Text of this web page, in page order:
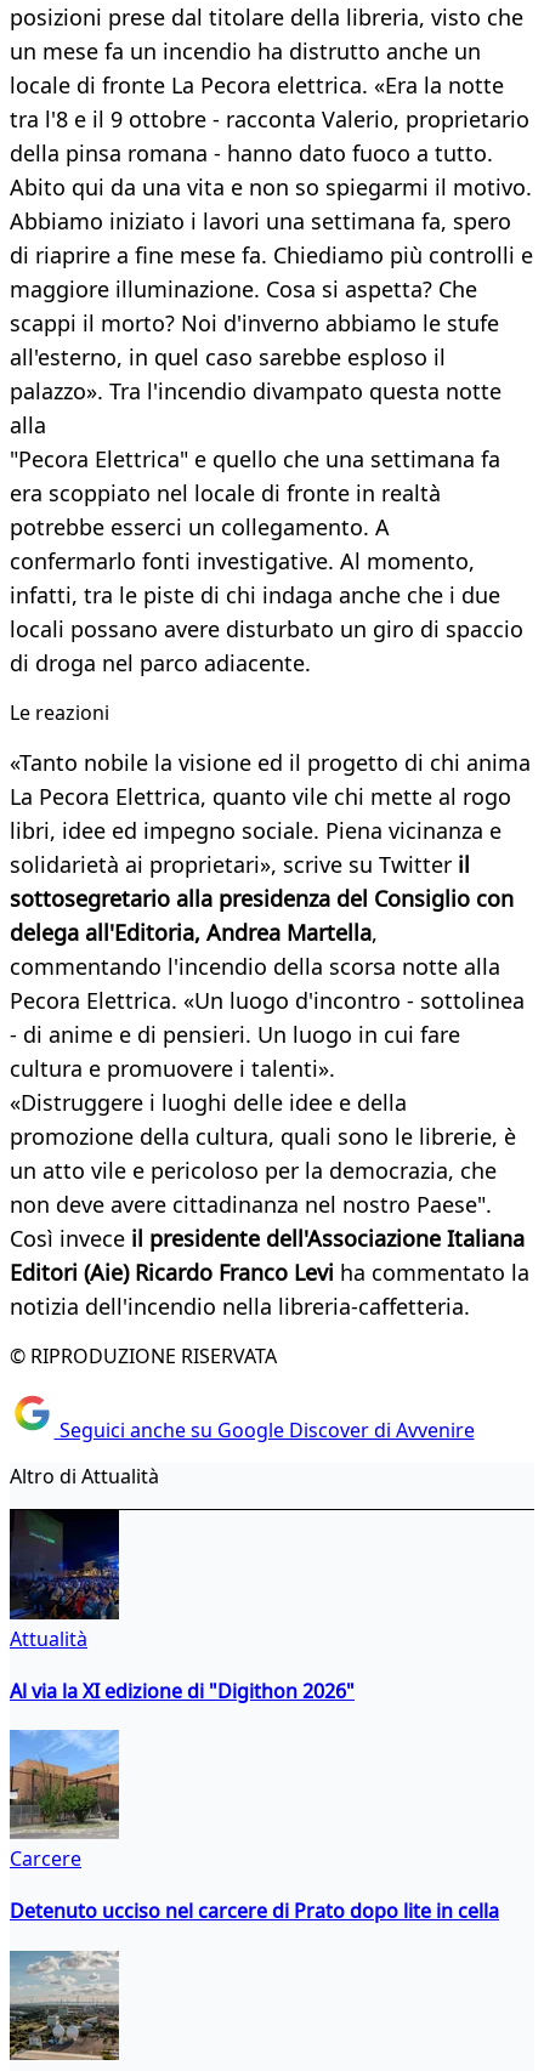
posizioni prese dal titolare della libreria, visto che
un mese fa un incendio ha distrutto anche un
locale di fronte La Pecora elettrica. «Era la notte
tra l'8 e il 9 ottobre - racconta Valerio, proprietario
della pinsa romana - hanno dato fuoco a tutto.
Abito qui da una vita e non so spiegarmi il motivo.
Abbiamo iniziato i lavori una settimana fa, spero
di riaprire a fine mese fa. Chiediamo più controlli e
maggiore illuminazione. Cosa si aspetta? Che
scappi il morto? Noi d'inverno abbiamo le stufe
all'esterno, in quel caso sarebbe esploso il
palazzo». Tra l'incendio divampato questa notte
alla
"Pecora Elettrica" e quello che una settimana fa
era scoppiato nel locale di fronte in realtà
potrebbe esserci un collegamento. A
confermarlo fonti investigative. Al momento,
infatti, tra le piste di chi indaga anche che i due
locali possano avere disturbato un giro di spaccio
di droga nel parco adiacente.
Le reazioni
«Tanto nobile la visione ed il progetto di chi anima
La Pecora Elettrica, quanto vile chi mette al rogo
libri, idee ed impegno sociale. Piena vicinanza e
solidarietà ai proprietari», scrive su Twitter il
sottosegretario alla presidenza del Consiglio con
delega all'Editoria, Andrea Martella,
commentando l'incendio della scorsa notte alla
Pecora Elettrica. «Un luogo d'incontro - sottolinea
- di anime e di pensieri. Un luogo in cui fare
cultura e promuovere i talenti».
«Distruggere i luoghi delle idee e della
promozione della cultura, quali sono le librerie, è
un atto vile e pericoloso per la democrazia, che
non deve avere cittadinanza nel nostro Paese".
Così invece il presidente dell'Associazione Italiana
Editori (Aie) Ricardo Franco Levi ha commentato la
notizia dell'incendio nella libreria-caffetteria.
© RIPRODUZIONE RISERVATA
Seguici anche su Google Discover di Avvenire
Altro di Attualità
Attualità
Al via la XI edizione di "Digithon 2026"
Carcere
Detenuto ucciso nel carcere di Prato dopo lite in cella